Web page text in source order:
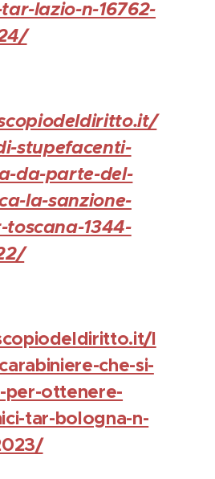
lazio-n-16762-
stupefacenti-
da-parte-del-
la-sanzione-
1344-
l
che-si-
per-ottenere-
tar-bologna-n-